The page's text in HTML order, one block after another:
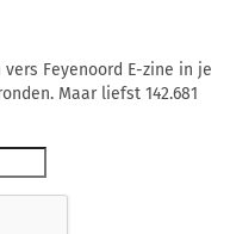
Feyenoord E-zine in je
Maar liefst 142.681